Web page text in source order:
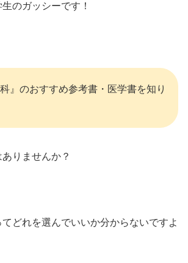
のガッシーです！
科』のおすすめ参考書・医学書を知り
りませんか？
どれを選んでいいか分からないですよ